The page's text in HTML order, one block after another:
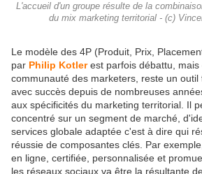
L'accueil d'un groupe résulte de la
du mix marketing territorial - (c)
Le modèle des 4P (Produit, Prix,
par Philip Kotlerest parfois débattu, mais
communauté des marketers, reste un outil
avec succès depuis de nombreuses
aux spécificités du marketing territorial. Il
concentré sur un segment de marché,
services globale adaptée c'est à dire qui
réussie de composantes clés. Par
en ligne, certifiée, personnalisée et
les réseaux sociaux va être la résultante